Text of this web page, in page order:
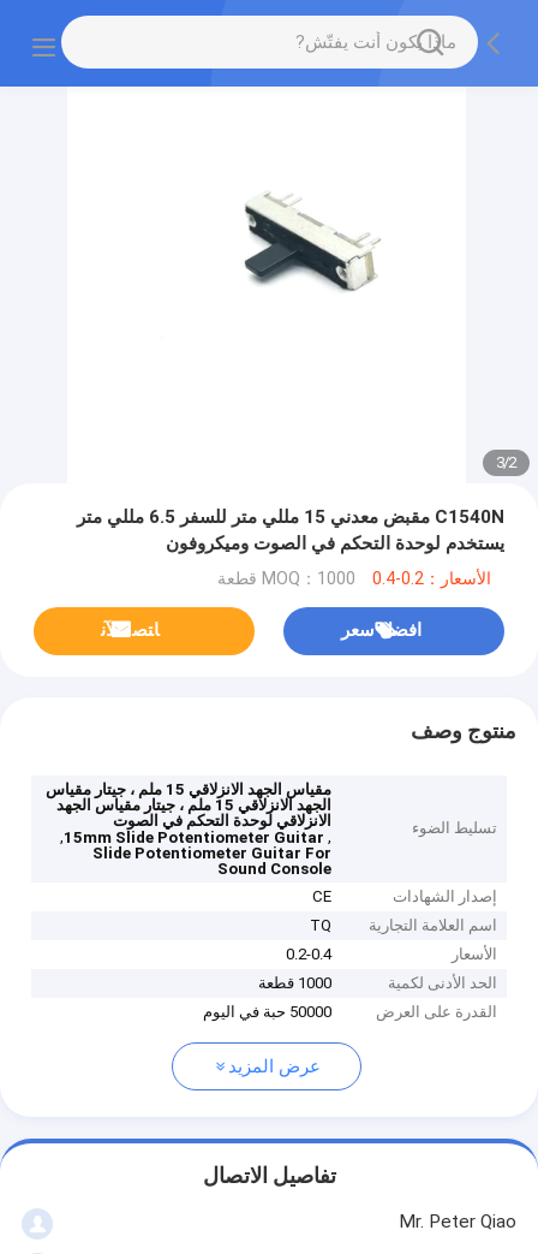
2
/
3
C1540N مقبض معدني 15 مللي متر للسفر 6.5 مللي متر
يستخدم لوحدة التحكم في الصوت وميكروفون
الأسعار：0.2-0.4 MOQ：1000 قطعة
افضل سعر ﺎﺘﺼﻟ ﺍﻶﻧ
منتوج وصف
تسليط الضوء
مقياس الجهد الانزلاقي 15 ملم ، جيتار مقياس
الجهد الانزلاقي 15 ملم ، جيتار مقياس الجهد
الانزلاقي لوحدة التحكم في الصوت
,
15mm Slide Potentiometer Guitar
,
Slide Potentiometer Guitar For
Sound Console
إصدار الشهادات
CE
اسم العلامة التجارية
TQ
الأسعار
0.2-0.4
الحد الأدنى لكمية
1000 قطعة
القدرة على العرض
50000 حبة في اليوم
عرض المزيد
تفاصيل الاتصال
Mr. Peter Qiao